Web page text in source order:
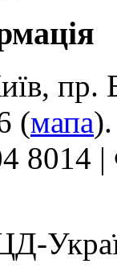
пр.
(мапа).
8014